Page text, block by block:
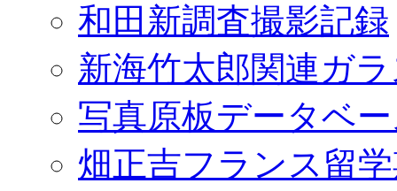
和田新調査撮影記録
新海竹太郎関連ガ
写真原板データベ
畑正吉フランス留